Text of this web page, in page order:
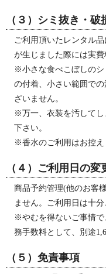
（３）シミ抜き・破
ご利用頂いたレンタル
が生じました際には実費
※小さな食べこぼしの
の付着、小さい範囲で
ざいません。
※万一、衣装を汚してし
下さい。
※香水のご利用はお控え
（４）ご利用日の変
商品予約管理(他のお客
ません。ご利用日は十
※やむを得ないご事情
務手数料として、別途
（５）免責事項